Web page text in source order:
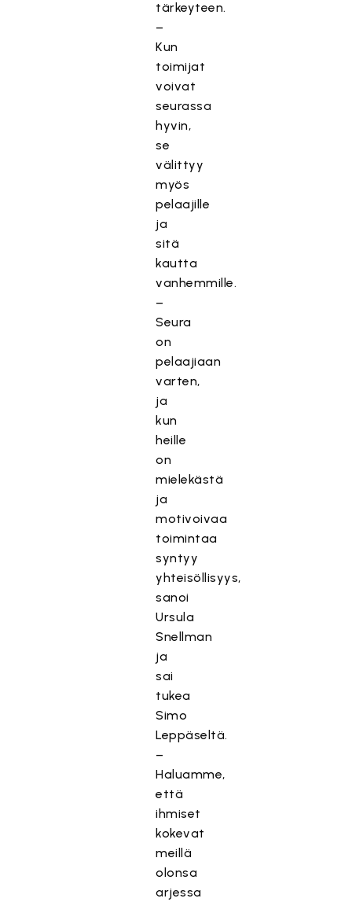
tärkeyteen.
–
Kun
toimijat
voivat
seurassa
hyvin,
se
välittyy
myös
pelaajille
ja
sitä
kautta
vanhemmille.
–
Seura
on
pelaajiaan
varten,
ja
kun
heille
on
mielekästä
ja
motivoivaa
toimintaa
syntyy
yhteisöllisyys,
sanoi
Ursula
Snellman
ja
sai
tukea
Simo
Leppäseltä.
–
Haluamme,
että
ihmiset
kokevat
meillä
olonsa
arjessa